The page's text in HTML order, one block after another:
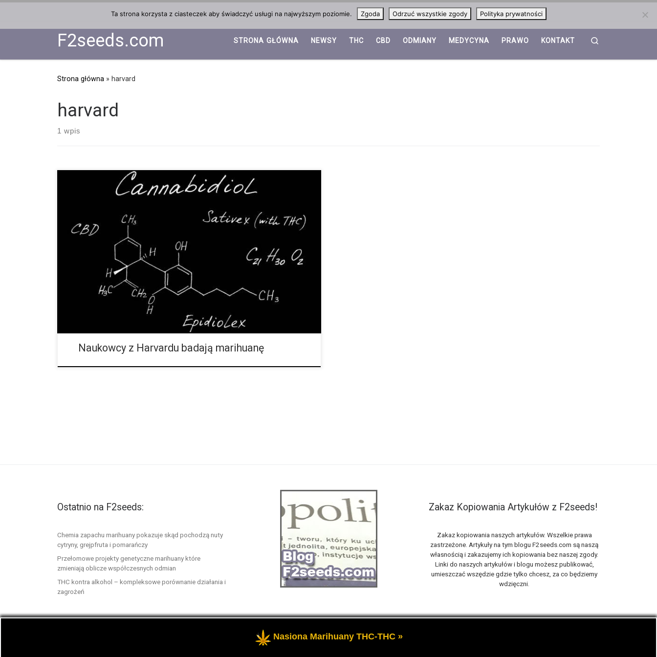
F2seeds.com STRONA GŁÓWNA NEWSY THC CBD ODMIANY MEDYCYNA PRAWO KONTAKT
Strona główna » harvard
harvard
1 wpis
Naukowcy z Harvardu badają marihuanę pod kątem jej medycznego zastosowania dla
biedniejszych narodów. Nowo utworzony instytut na Uniwersytecie Harvard ma na
celu zbadanie marihuany w ramach swojej misji polegającej na zwiększenie dostępu
do opartej na dowodach medycyny roślinnej w biednych oraz dopiero co
rozwijających się krajach. International Phytomedicines Institute (IPI) na Harvard
Medical School, został zinaugurowany 26 maja podczas spotkania Global Health
Catalyst w Harvard Medical School, corocznej konferencji poświęconej […]
Naukowcy z Harvardu badają marihuanę
Ostatnio na F2seeds:
Chemia zapachu marihuany pokazuje skąd pochodzą nuty
cytryny, grejpfruta i pomarańczy
Przełomowe projekty genetyczne marihuany które
zmieniają oblicze współczesnych odmian
THC kontra alkohol – kompleksowe porównanie działania i
zagrożeń
Zakaz Kopiowania Artykułów z F2seeds!
Zakaz kopiowania naszych artykułów. Wszelkie prawa
zastrzeżone. Artykuły na tym blogu F2seeds.com są naszą
własnością i zakazujemy ich kopiowania bez naszej zgody.
Linki do naszych artykułów i blogu możesz publikować,
umieszczać wszędzie gdzie tylko chcesz, za co będziemy
wdzięczni.
- Opowiemy Ci na naszym blogu F2seeds o marihuanie i konopiach, zwanych roślinami cannabis THC oraz CBD.
Ta strona korzysta z ciasteczek aby świadczyć usługi na najwyższym poziomie. Zgoda Odrzuć wszystkie zgody Polityka prywatności
Nasiona Marihuany THC-THC »